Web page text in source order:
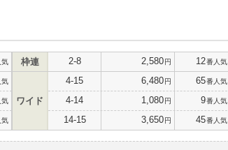
気
気
気
気
枠連 2-8 2,580円 12番人気
ワイド
4-15 6,480円 65番人気
4-14 1,080円 9番人気
14-15 3,650円 45番人気